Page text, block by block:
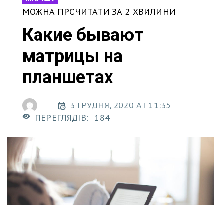
МОЖНА ПРОЧИТАТИ ЗА 2 ХВИЛИНИ
Какие бывают
матрицы на
планшетах
3 ГРУДНЯ, 2020 AT 11:35
ПЕРЕГЛЯДІВ: 184